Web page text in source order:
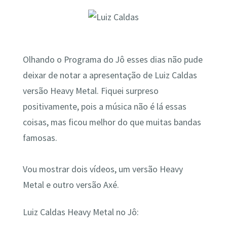
Olhando o Programa do Jô esses dias não pude
deixar de notar a apresentação de Luiz Caldas
versão Heavy Metal. Fiquei surpreso
positivamente, pois a música não é lá essas
coisas, mas ficou melhor do que muitas bandas
famosas.
Vou mostrar dois vídeos, um versão Heavy
Metal e outro versão Axé.
Luiz Caldas Heavy Metal no Jô: